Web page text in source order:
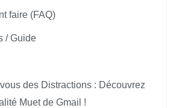
faire (FAQ)
/ Guide
des Distractions : Découvrez
Muet de Gmail !